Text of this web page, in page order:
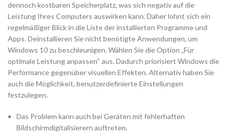
dennoch kostbaren Speicherplatz, was sich negativ auf die
Leistung Ihres Computers auswirken kann. Daher lohnt sich ein
regelmäßiger Blick in die Liste der installierten Programme und
Apps. Deinstallieren Sie nicht benötigte Anwendungen, um
Windows 10 zu beschleunigen. Wählen Sie die Option „Für
optimale Leistung anpassen“ aus. Dadurch priorisiert Windows die
Performance gegenüber visuellen Effekten. Alternativ haben Sie
auch die Möglichkeit, benutzerdefinierte Einstellungen
festzulegen.
Das Problem kann auch bei Geräten mit fehlerhaften
Bildschirmdigitalisierern auftreten.